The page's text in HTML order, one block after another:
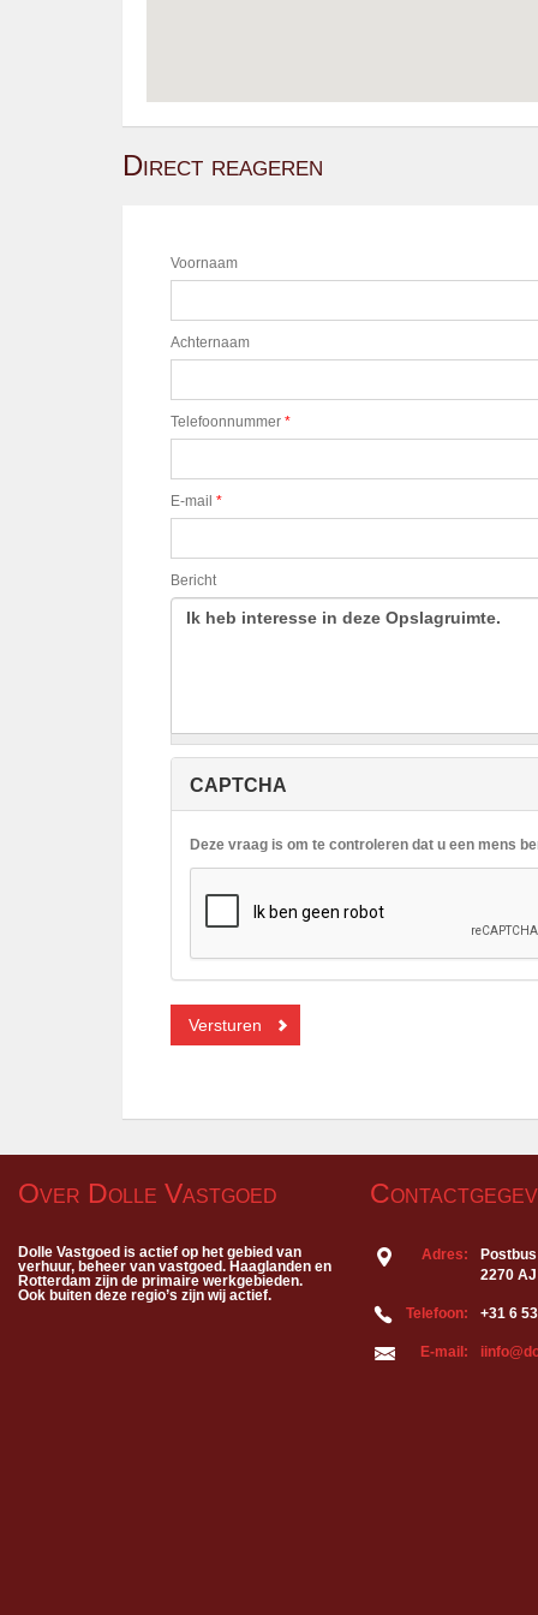
Direct reageren
Voornaam
Achternaam
Telefoonnummer *
E-mail *
Bericht
CAPTCHA
Deze vraag is om te controleren dat u een mens
Versturen
Over Dolle Vastgoed
Dolle Vastgoed is actief op het gebied van
verhuur, beheer van vastgoed. Haaglanden en
Rotterdam zijn de primaire werkgebieden.
Ook buiten deze regio’s zijn wij actief.
Adres:
2270
Telefoon: +31 6
E-mail: